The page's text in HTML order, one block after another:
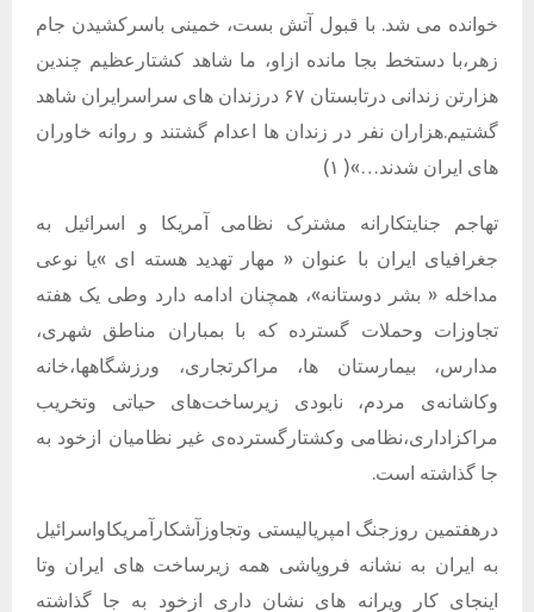
خوانده می شد. با قبول آتش بست، خمینی باسرکشیدن جام
زهر،با دستخط بجا مانده ازاو، ما شاهد کشتارعظیم چندین
هزارتن زندانی درتابستان ۶۷ درزندان های سراسرایران شاهد
گشتیم.هزاران نفر در زندان ها اعدام گشتند و روانه خاوران
های ایران شدند…»(
تهاجم جنایتکارانه مشترک نظامی آمریکا و اسرائیل به
جغرافیای ایران با عنوان « مهار تهدید هسته ای »یا نوعی
مداخله « بشر دوستانه»، همچنان ادامه دارد وطی یک هفته
تجاوزات وحملات گسترده که با بمباران مناطق شهری،
مدارس، بیمارستان ها، مراکرتجاری، ورزشگاهها،خانه
وکاشانه‌ی مردم، نابودی زیرساخت‌های حیاتی وتخریب
مراکزاداری،نظامی وکشتارگسترده‌ی غیر نظامیان ازخود به
جا گذاشته است.
درهفتمین روزجنگ امپریالیستی وتجاوزآشکارآمریکاواسرائیل
به ایران به نشانه فروپاشی همه زیرساخت های ایران وتا
اینجای کار ویرانه های نشان داری ازخود به جا گذاشته